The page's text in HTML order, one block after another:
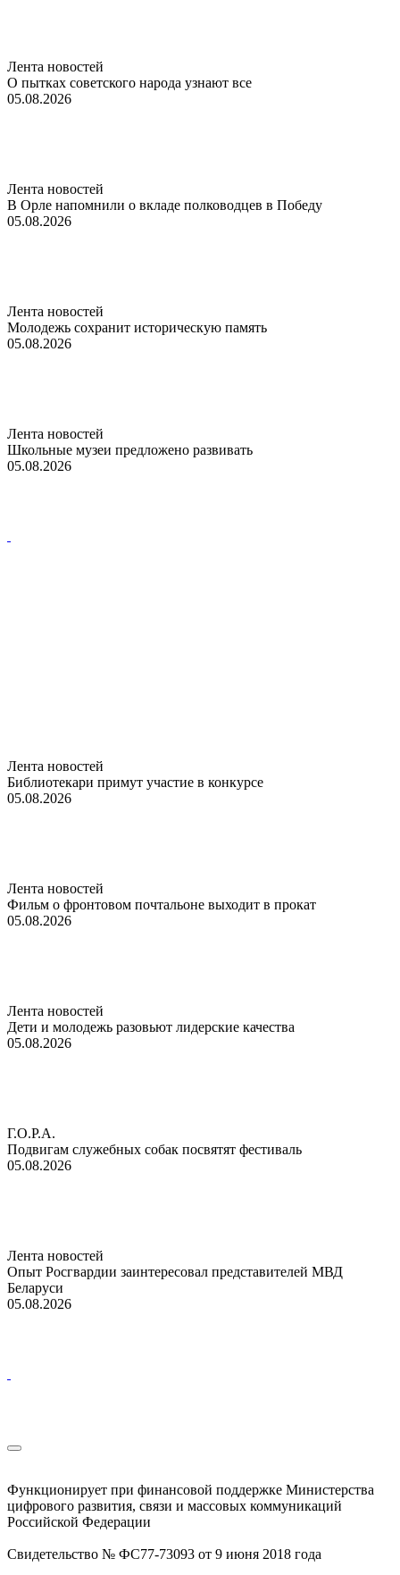
Лента новостей
О пытках советского народа узнают все
05.08.2026
Лента новостей
В Орле напомнили о вкладе полководцев в Победу
05.08.2026
Лента новостей
Молодежь сохранит историческую память
05.08.2026
Лента новостей
Школьные музеи предложено развивать
05.08.2026
Лента новостей
Библиотекари примут участие в конкурсе
05.08.2026
Лента новостей
Фильм о фронтовом почтальоне выходит в прокат
05.08.2026
Лента новостей
Дети и молодежь разовьют лидерские качества
05.08.2026
Г.О.Р.А.
Подвигам служебных собак посвятят фестиваль
05.08.2026
Лента новостей
Опыт Росгвардии заинтересовал представителей МВД
Беларуси
05.08.2026
Функционирует при финансовой поддержке Министерства
цифрового развития, связи и массовых коммуникаций
Российской Федерации
Свидетельство № ФС77-73093 от 9 июня 2018 года